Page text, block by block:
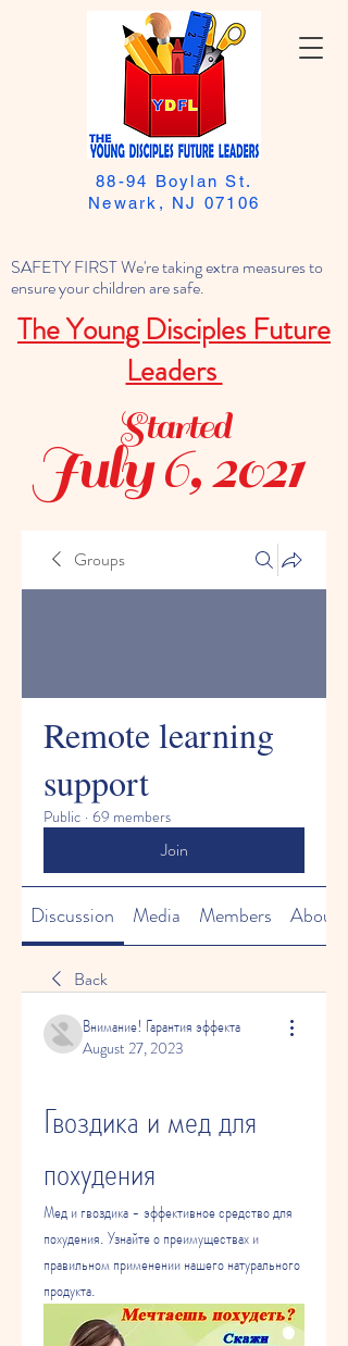
SAFETY FIRST We're taking extra measures to
ensure your children are safe.
The Young Disciples Future
Leaders
88-94 Boylan St.
Newark, NJ 07106
July 6, 2021
Started
Groups
Remote learning
support
Public · 69 members
Join
Discussion Media Members About
Back
Внимание! Гарантия эффекта
August 27, 2023
Гвоздика и мед для
похудения
Мед и гвоздика - эффективное средство для
похудения. Узнайте о преимуществах и
правильном применении нашего натурального
продукта.